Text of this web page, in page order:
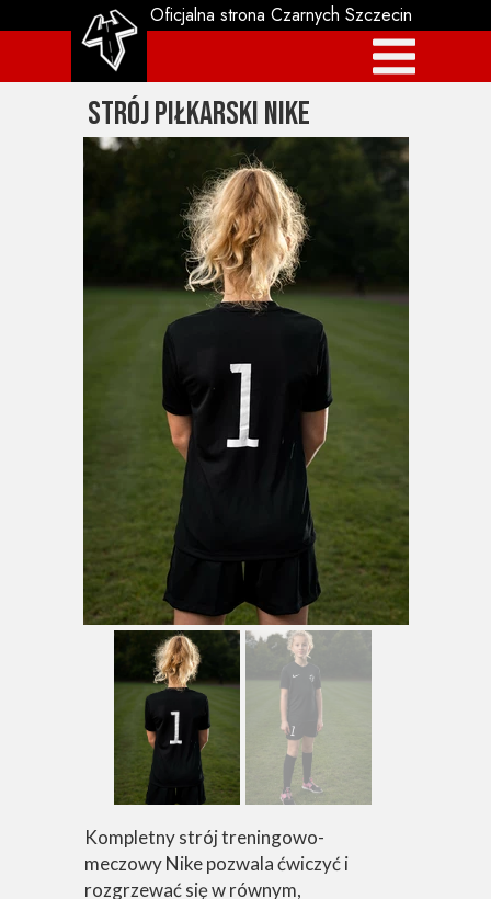
Kompletny strój treningowo-
meczowy Nike pozwala ćwiczyć i
rozgrzewać się w równym,
Strój piłkarski nike
Oficjalna strona Czarnych Szczecin